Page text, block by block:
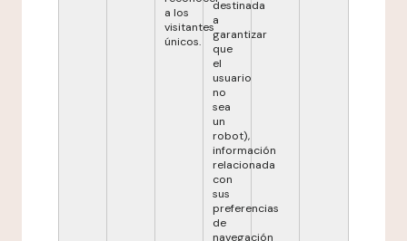
a los
visitantes
únicos.
destinada
a
garantizar
que
el
usuario
no
sea
un
robot),
información
relacionada
con
sus
preferencias
de
navegación